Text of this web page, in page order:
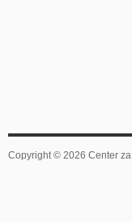
Copyright © 2026 Center